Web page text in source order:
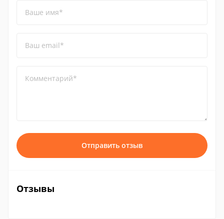
Ваше имя*
Ваш email*
Комментарий*
Отправить отзыв
Отзывы